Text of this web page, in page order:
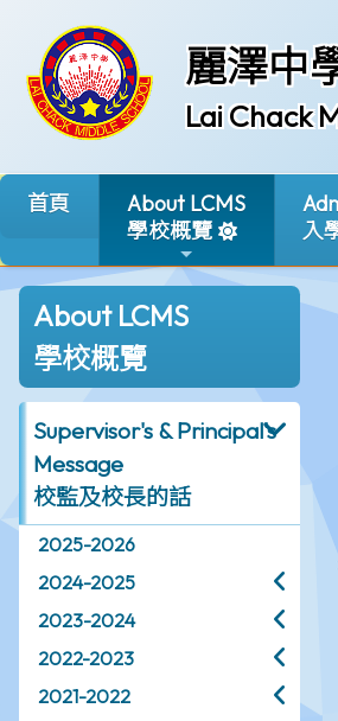
麗澤中
Lai Chack
首頁
About LCMS
學校概覽
入
About LCMS
學校概覽
Supervisor's & Principal's
Message
校監及校長的話
2025-2026
2024-2025
2023-2024
2022-2023
2021-2022